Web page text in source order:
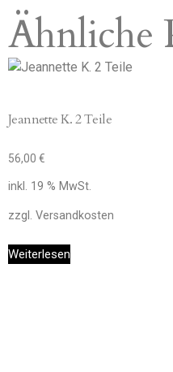
Ähnliche
Jeannette K. 2 Teile
56,00 €
inkl. 19 % MwSt.
zzgl. Versandkosten
Weiterlesen